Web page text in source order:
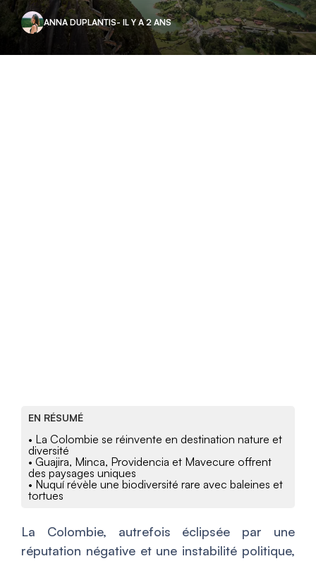
ANNA DUPLANTIS- IL Y A 2 ANS
EN RÉSUMÉ
• La Colombie se réinvente en destination nature et
diversité
• Guajira, Minca, Providencia et Mavecure offrent
des paysages uniques
• Nuquí révèle une biodiversité rare avec baleines et
tortues
La Colombie, autrefois éclipsée par une
réputation négative et une instabilité politique,